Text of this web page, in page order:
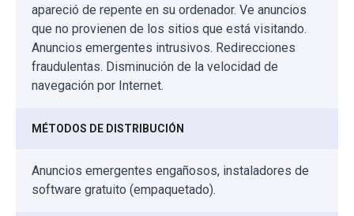
apareció de repente en su ordenador. Ve anuncios
que no provienen de los sitios que está visitando.
Anuncios emergentes intrusivos. Redirecciones
fraudulentas. Disminución de la velocidad de
navegación por Internet.
MÉTODOS DE DISTRIBUCIÓN
Anuncios emergentes engañosos, instaladores de
software gratuito (empaquetado).